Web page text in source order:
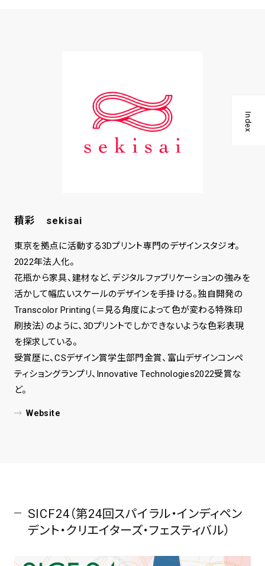
Index
積彩 sekisai
東京を拠点に活動する3Dプリント専門のデザインスタジオ。
2022年法人化。
花瓶から家具、建材など、デジタルファブリケーションの強みを
活かして幅広いスケールのデザインを手掛ける。独自開発の
Transcolor Printing（＝見る角度によって色が変わる特殊印
刷技法）のように、3Dプリントでしかできないような色彩表現
を探求している。
受賞歴に、CSデザイン賞学生部門金賞、富山デザインコンペ
ティショングランプリ、Innovative Technologies2022受賞な
ど。
Website
SICF24（第24回スパイラル・インディペン
デント・クリエイターズ・フェスティバル）